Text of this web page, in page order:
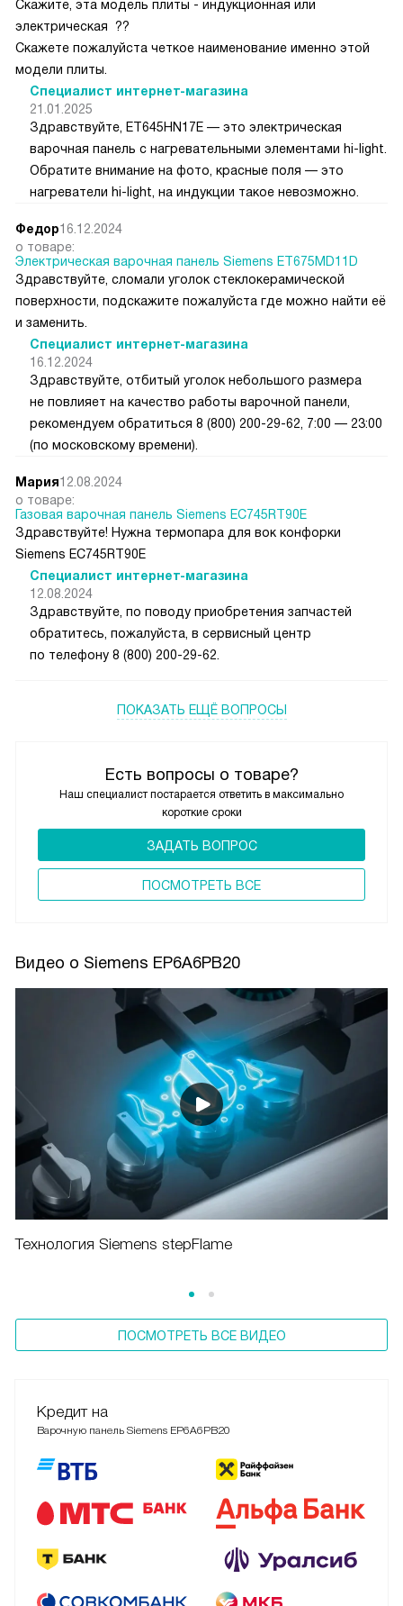
Есть вопросы о товаре?
Наш специалист постарается ответить в максимально
короткие сроки
ЗАДАТЬ ВОПРОС
ПОCМОТРЕТЬ ВСЕ
Скажите, эта модель плиты - индукционная или
электрическая ??
Скажете пожалуйста четкое наименование именно этой
модели плиты.
Специалист интернет-магазина
21.01.2025
Здравствуйте, ET645HN17E — это электрическая
варочная панель с нагревательными элементами hi-light.
Обратите внимание на фото, красные поля — это
нагреватели hi-light, на индукции такое невозможно.
Федор16.12.2024
о товаре:
Электрическая варочная панель Siemens ET675MD11D
Здравствуйте, сломали уголок стеклокерамической
поверхности, подскажите пожалуйста где можно найти её
и заменить.
Специалист интернет-магазина
16.12.2024
Здравствуйте, отбитый уголок небольшого размера
не повлияет на качество работы варочной панели,
рекомендуем обратиться 8 (800) 200-29-62, 7:00 — 23:00
(по московскому времени).
Мария12.08.2024
о товаре:
Газовая варочная панель Siemens EC745RT90E
Здравствуйте! Нужна термопара для вок конфорки
Siemens EC745RT90E
Специалист интернет-магазина
12.08.2024
Здравствуйте, по поводу приобретения запчастей
обратитесь, пожалуйста, в сервисный центр
по телефону 8 (800) 200-29-62.
ПОКАЗАТЬ ЕЩЁ ВОПРОСЫ
Видео о Siemens EP6A6PB20
Технология Siemens stepFlame
ПОСМОТРЕТЬ ВСЕ ВИДЕО
Кредит на
Варочную панель Siemens EP6A6PB20